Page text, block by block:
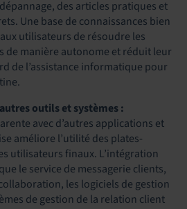
des articles pratiques et
Une base de connaissances bien
utilisateurs de résoudre les
de manière autonome et réduit leur
de l’assistance informatique pour
outils et systèmes :
avec d’autres applications et
améliore l’utilité des plates-
utilisateurs finaux. L’intégration
le service de messagerie clients,
les logiciels de gestion
de gestion de la relation client